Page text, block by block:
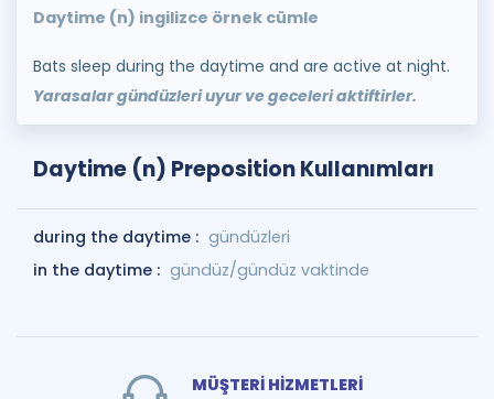
Daytime (n) ingilizce örnek cümle
Bats sleep during the daytime and are active at night.
Yarasalar gündüzleri uyur ve geceleri aktiftirler.
Daytime (n) Preposition Kullanımları
during the daytime : gündüzleri
in the daytime : gündüz/gündüz vaktinde
MÜŞTERİ HİZMETLERİ